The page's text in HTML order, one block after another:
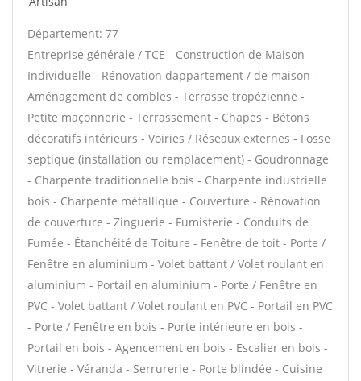
Département: 77
Entreprise générale / TCE - Construction de Maison
Individuelle - Rénovation dappartement / de maison -
Aménagement de combles - Terrasse tropézienne -
Petite maçonnerie - Terrassement - Chapes - Bétons
décoratifs intérieurs - Voiries / Réseaux externes - Fosse
septique (installation ou remplacement) - Goudronnage
- Charpente traditionnelle bois - Charpente industrielle
bois - Charpente métallique - Couverture - Rénovation
de couverture - Zinguerie - Fumisterie - Conduits de
Fumée - Étanchéité de Toiture - Fenêtre de toit - Porte /
Fenêtre en aluminium - Volet battant / Volet roulant en
aluminium - Portail en aluminium - Porte / Fenêtre en
PVC - Volet battant / Volet roulant en PVC - Portail en PVC
- Porte / Fenêtre en bois - Porte intérieure en bois -
Portail en bois - Agencement en bois - Escalier en bois -
Vitrerie - Véranda - Serrurerie - Porte blindée - Cuisine